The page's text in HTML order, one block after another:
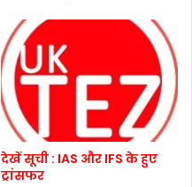
देखें सूची : IAS और IFS के हुए
ट्रांसफर